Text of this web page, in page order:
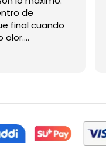
de
final cuando
olor.